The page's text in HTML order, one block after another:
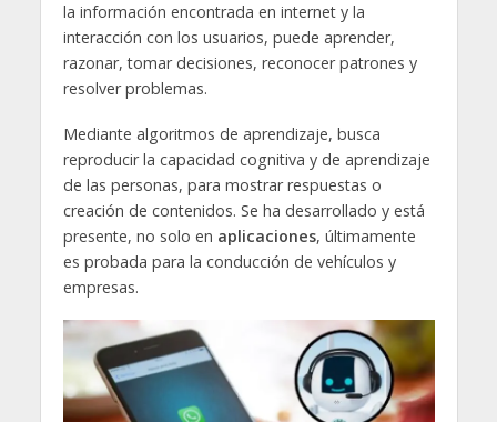
la información encontrada en internet y la
interacción con los usuarios, puede aprender,
razonar, tomar decisiones, reconocer patrones y
resolver problemas.
Mediante algoritmos de aprendizaje, busca
reproducir la capacidad cognitiva y de aprendizaje
de las personas, para mostrar respuestas o
creación de contenidos. Se ha desarrollado y está
presente, no solo en aplicaciones, últimamente
es probada para la conducción de vehículos y
empresas.